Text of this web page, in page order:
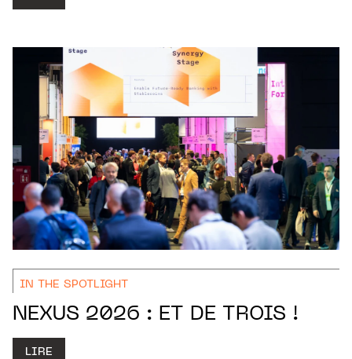
IN THE SPOTLIGHT
NEXUS 2026 : ET DE TROIS !
LIRE